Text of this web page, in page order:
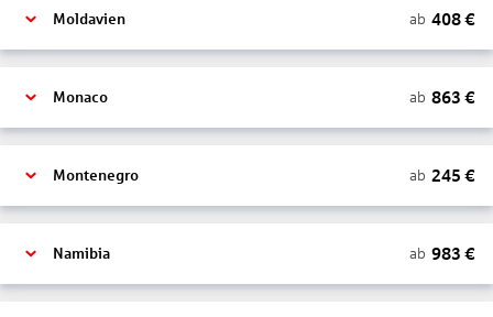
Moldavien ab 408€
Monaco ab 863 €
Montenegro ab 245 €
Namibia ab 983 €